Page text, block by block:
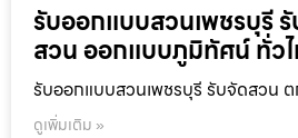
รับออกแบบสวนเพชรบุรี
สวน ออกแบบภูมิทัศน์ ทั่ว
รับออกแบบสวนเพชรบุรี รับจัดสวน
ดูเพิ่มเติม »